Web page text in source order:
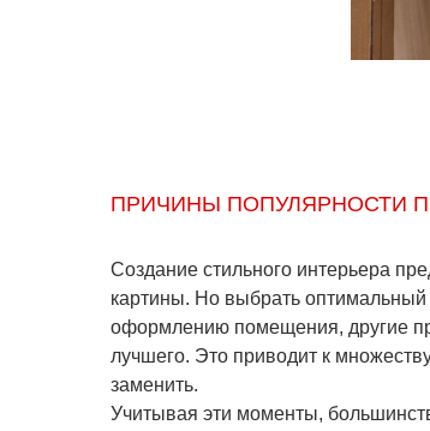
ПРИЧИНЫ ПОПУЛЯРНОСТИ
Создание стильного интерьера
картины. Но выбрать оптимальный
оформлению помещения, другие
лучшего. Это приводит к
заменить.
Учитывая эти моменты,